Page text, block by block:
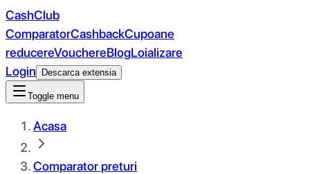
CashClub
ComparatorCashbackCupoane
reducereVouchereBlogLoializare
Login
Descarca extensia
Toggle menu
Acasa
Comparator preturi